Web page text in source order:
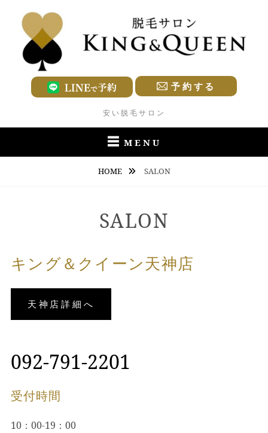
content
予約する
安い脱毛サロン
MENU
HOME SALON
SALON
キング＆クイーン天神店
天神店詳細へ
092-791-2201
受付時間
10：00-19：00